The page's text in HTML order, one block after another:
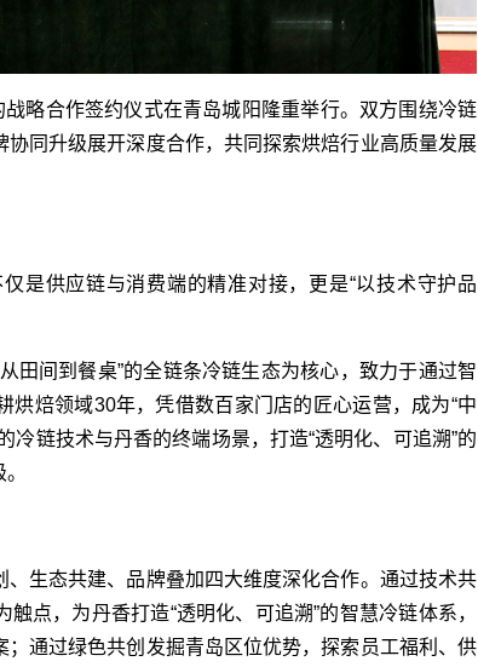
略合作签约仪式在青岛城阳隆重举行。双方围绕冷链
同升级展开深度合作，共同探索烘焙行业高质量发展
是供应链与消费端的精准对接，更是“以技术守护品
田间到餐桌”的全链条冷链生态为核心，致力于通过智
焙领域30年，凭借数百家门店的匠心运营，成为“中
冷链技术与丹香的终端场景，打造“透明化、可追溯”的
生态共建、品牌叠加四大维度深化合作。通过技术共
点，为丹香打造“透明化、可追溯”的智慧冷链体系，
通过绿色共创发掘青岛区位优势，探索员工福利、供